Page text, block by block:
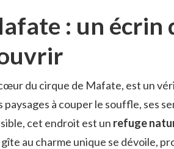
: un écrin
du cirque de Mafate, est un
paysages à couper le souffle, ses
cet endroit est un refuge
gîte au charme unique se dévoile,